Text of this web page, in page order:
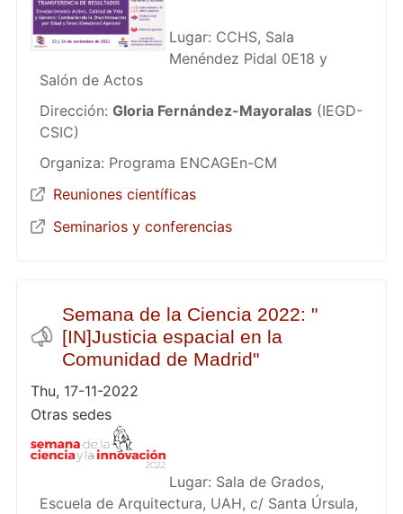
Lugar: CCHS, Sala
Menéndez Pidal 0E18 y
Salón de Actos
Dirección: Gloria Fernández-Mayoralas(IEGD-
CSIC)
Organiza: Programa ENCAGEn-CM
Reuniones científicas
Seminarios y conferencias
Semana de la Ciencia 2022: "
[IN]Justicia espacial en la
Comunidad de Madrid"
Thu, 17-11-2022
Otras sedes
Lugar: Sala de Grados,
Escuela de Arquitectura, UAH, c/ Santa Úrsula,